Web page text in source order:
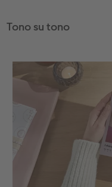
Tono su tono